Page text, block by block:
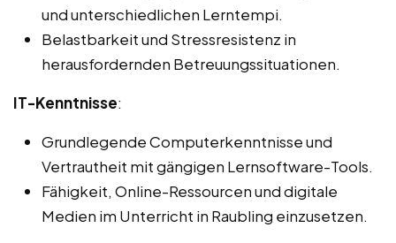
und unterschiedlichen Lerntempi.
Belastbarkeit und Stressresistenz in
herausfordernden Betreuungssituationen.
IT-Kenntnisse:
Grundlegende Computerkenntnisse und
Vertrautheit mit gängigen Lernsoftware-Tools.
Fähigkeit, Online-Ressourcen und digitale
Medien im Unterricht in Raubling einzusetzen.